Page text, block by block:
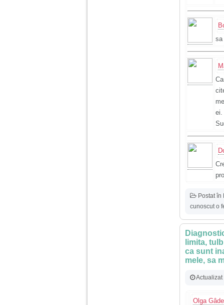
sa
Postat în
cunoscut o
limita,
ca sunt
mele, sa
Olga